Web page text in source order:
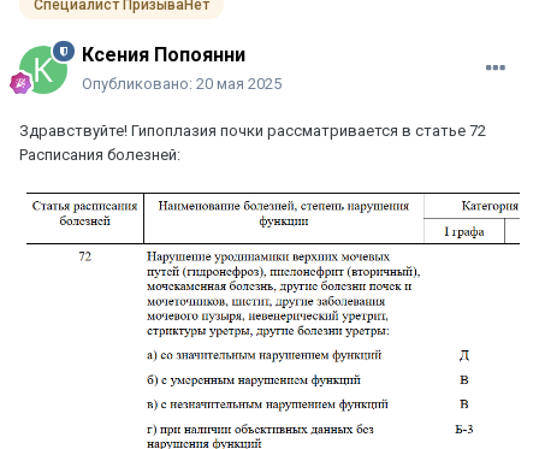
Специалист ПризываНет
Ксения Попоянни
Опубликовано: 20 мая 2025
Здравствуйте! Гипоплазия почки рассматривается в статье 72
Расписания болезней: